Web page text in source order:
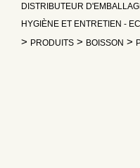
DISTRIBUTEUR
HYGIÈNE ET ENTRETIEN -
> PRODUITS > BOISSON >